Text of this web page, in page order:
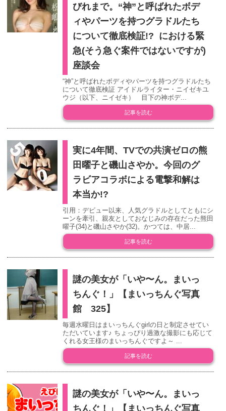
びれまで。“神”と呼ばれたボデ
ィやパーツを持つグラドルたち
について徹底検証!? における緊
急(そう急ぐ案件ではないですが)
座談会
“神”と呼ばれたボディやパーツを持つグラドルたち
について徹底検証 アイドルライター・ニイゼキユ
ウジ（以下、ニイゼキ） 目下の神ボデ...
記事を読む
実に4年間、TVでの共演ゼロの熊
田曜子と磯山さやか。今回のグ
ラビアコラボによる電撃和解は
本当か!?
引用：デビュー以来、人気グラドルとしてともにシ
ーンを牽引、親友としておなじみの存在だった熊田
曜子(34)と磯山さやか(32)。かつては、中居...
記事を読む
謎の美女が「いや〜ん。まいっ
ちんぐ！」【まいっちんぐ写真
館 325】
毎週水曜日はまいっちんぐgirlの日と制定させてい
ただいています♪ ちょっぴり過激な撮影にも応じて
くれる女王様のまいっちんぐですよ～ ...
記事を読む
謎の美女が「いや〜ん。まいっ
ちんぐ！」【まいっちんぐ写真